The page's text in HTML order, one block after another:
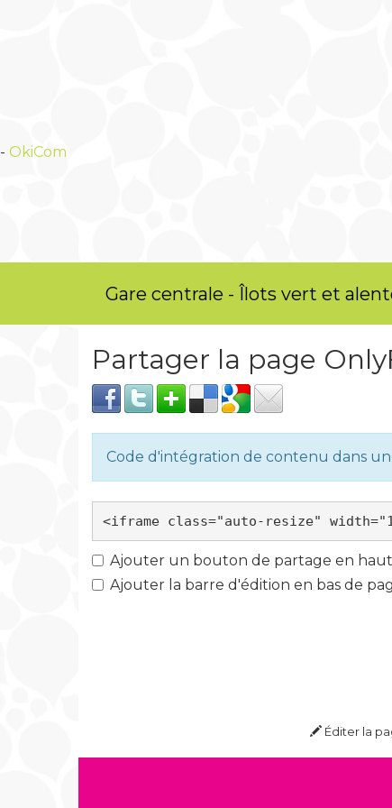
- OkiCom
Gare centrale - Îlots vert et
Partager la page
Code d'intégration de contenu dans
Ajouter un bouton de partage en
Ajouter la barre d'édition en bas de
Éditer la